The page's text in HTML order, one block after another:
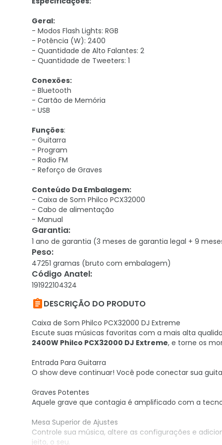
Geral:
- Modos Flash Lights: RGB
- Potência (W): 2400
- Quantidade de Alto Falantes: 2
- Quantidade de Tweeters: 1
Conexões:
- Bluetooth
- Cartão de Memória
- USB
Funções:
- Guitarra
- Program
- Radio FM
- Reforço de Graves
Conteúdo Da Embalagem:
- Caixa de Som Philco PCX32000
- Cabo de alimentação
- Manual
Garantia:
1 ano de garantia (3 meses de garantia legal + 9
Peso:
47251 gramas (bruto com embalagem)
Código Anatel:
191922104324
DESCRIÇÃO DO PRODUTO
Caixa de Som Philco PCX32000 DJ Extreme
Escute suas músicas favoritas com a mais alta
2400W Philco PCX32000 DJ Extreme, e torne os
Entrada Para Guitarra
O show deve continuar! Você pode conectar sua
Graves Potentes
Aquele grave que contagia é amplificado com a
Mesa Superior de Ajustes
Controle sua música, altere as configurações e
jeito, o seu.